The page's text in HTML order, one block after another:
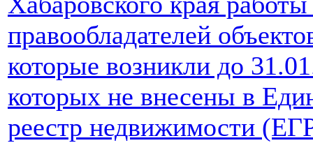
правообладателей
которые возникли до
которых не внесены в
реестр недвижимости